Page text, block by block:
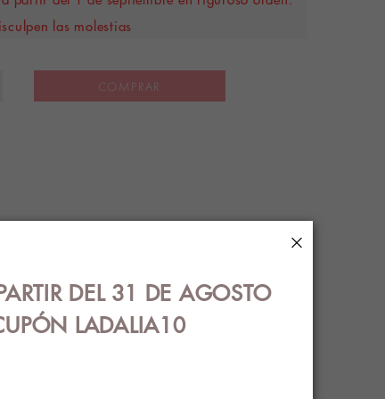
las molestias
COMPRAR
DEL 31 DE AGOSTO
LADALIA10
×